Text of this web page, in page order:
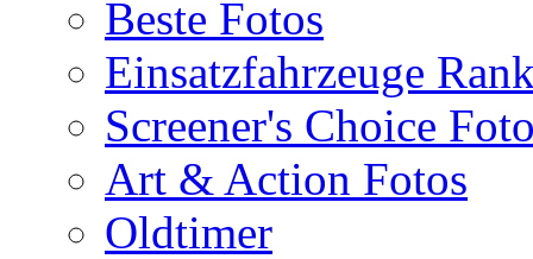
Beste Fotos
Einsatzfahrzeuge
Screener's Choice
Art & Action Fotos
Oldtimer